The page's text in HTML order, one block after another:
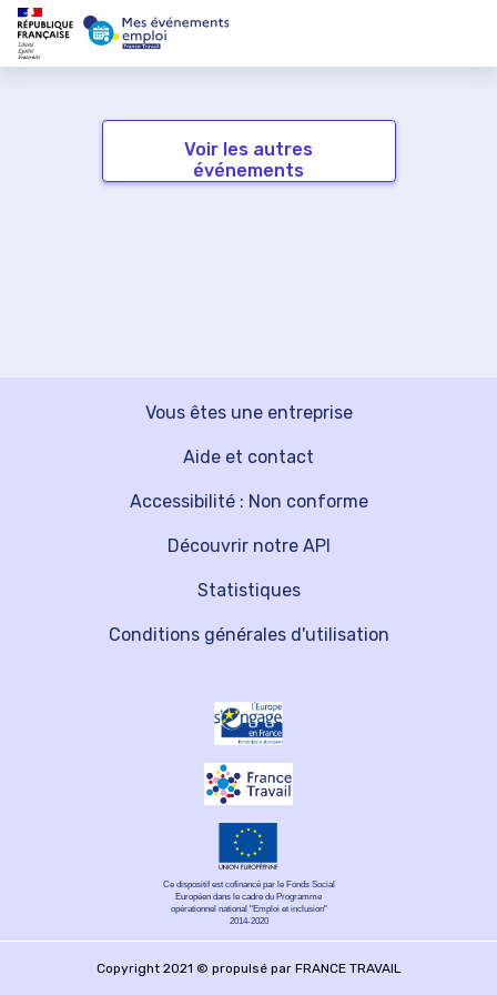
Voir les autres
événements
Vous êtes une entreprise
Découvrir notre API
Aide et contact
Statistiques
Accessibilité : Non conforme
Conditions générales d'utilisation
Ce dispositif est cofinancé par le Fonds Social
Européen dans le cadre du Programme
opérationnel national "Emploi et inclusion"
2014-2020
Copyright 2021 © propulsé par FRANCE TRAVAIL